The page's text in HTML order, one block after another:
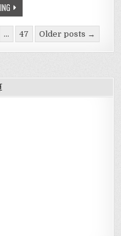
瑞馬迎春 新年快樂
... 47 Older posts →